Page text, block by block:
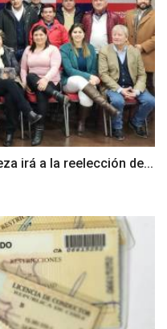
irá a la reelección de...